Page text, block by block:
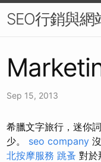
SEO行銷與
Sep 15, 2013
希臘文字旅行，迷你
少。 seo company
北按摩服務 跳蚤 對於